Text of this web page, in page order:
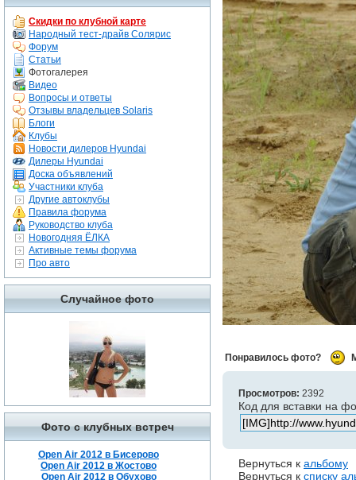
Скидки по клубной карте
Народный тест-драйв Солярис
Форум
Статьи
Фотогалерея
Видео
Вопросы и ответы
Отзывы владельцев Solaris
Блоги
Клубы
Новости дилеров Hyundai
Дилеры Hyundai
Доска объявлений
Участники клуба
Другие автоклубы
Правила форума
Руководство клуба
Новогодняя ЁЛКА
Активные темы форума
Про авто
Случайное фото
Фото с клубных встреч
Open Air 2012 в Бисерово
Open Air 2012 в Жостово
Open Air 2012 в Обухово
Понравилось фото?
Просмотров: 2392
Код для вставки на
Вернуться к альбому
Вернуться к списку